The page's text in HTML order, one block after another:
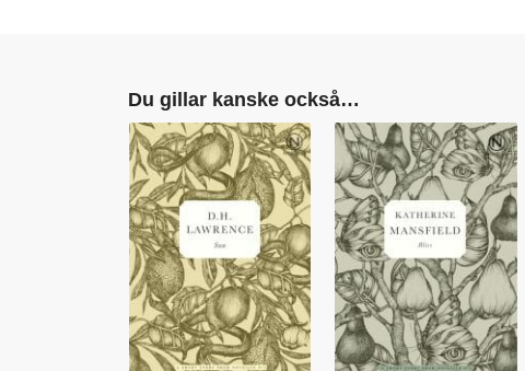
Du gillar kanske också…